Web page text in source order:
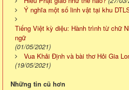
Ý nghĩa một số linh vật tại khu
Tiếng Việt kỳ diệu: Hành trình từ chữ
ngữ
(01/05/2021)
Vua Khải Định và bài thơ Hỏi Gia
(19/05/2021)
Những tin cũ hơn